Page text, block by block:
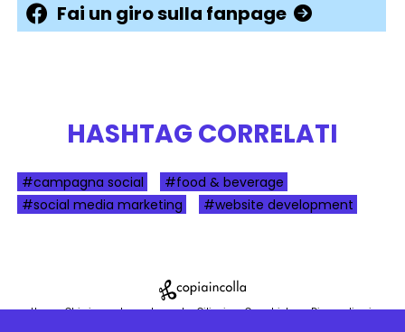
Fai un giro sulla fanpage
HASHTAG CORRELATI
#campagna social
#food & beverage
#social media marketing
#website development
Home Chi siamo La nostra sede Ciliegine Case history Dicono di noi